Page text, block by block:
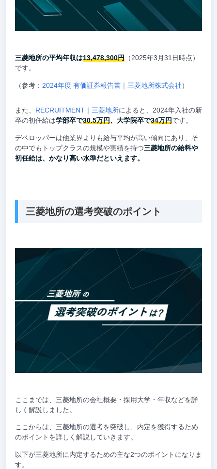
三菱地所の平均年収は13,478,300円（2025年3月31日時点）
です。
（参考： 2024年度 有価証券報告書｜三菱地所株式会社）
また、 RECRUITMENT｜三菱地所によると、2024年入社の新
卒の初任給は学部卒で30.5万円、大学院卒で34万円です。
デベロッパーは他業界よりも給与平均が高い傾向にあり、そ
の中でもトップクラスの規模や実績を持つ三菱地所の給料や
初任給は、かなり高い水準だといえます。
三菱地所の選考突破のポイント
ここまでは、三菱地所の会社概要・採用大学・年収などを詳
しく解説しました。
ここからは、三菱地所の選考を突破し、内定を獲得するため
のポイントを詳しく解説していきます。
以下が三菱地所に内定するための主な2つのポイントになりま
す。